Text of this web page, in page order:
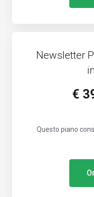
Newsletter
€
Questo piano